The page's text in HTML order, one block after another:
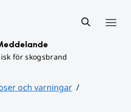
för skogsbrand
och varningar